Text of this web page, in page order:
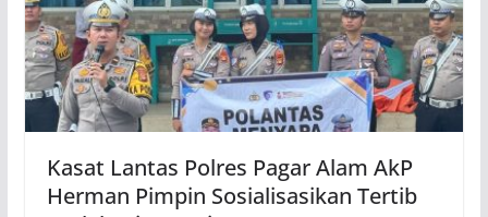
Kasat Lantas Polres Pagar Alam AkP
Herman Pimpin Sosialisasikan Tertib